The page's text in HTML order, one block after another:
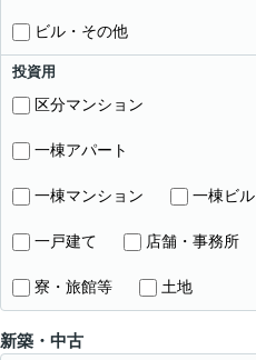
ビル・その他
投資用
区分マンション
一棟アパート
一棟マンション 一棟ビル
一戸建て 店舗・事務所
寮・旅館等 土地
新築・中古